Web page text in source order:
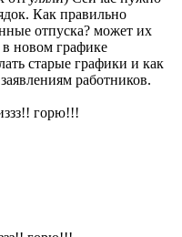
Как правильно
отпуска? может их
в новом графике
старые графики и как
работников.
горю!!!